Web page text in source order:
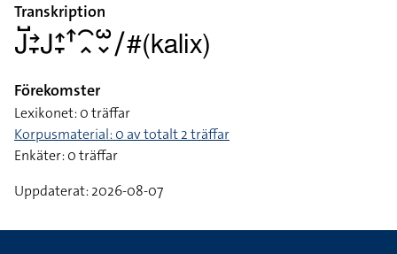
Transkription
􌤢􌤹􌥔􌥙􌤢􌤴􌥙􌦃􌥯􌥿􌥱􌦀􌥠#(kalix)
Förekomster
Lexikonet: 0 träffar
Korpusmaterial: 0 av totalt 2 träffar
Enkäter: 0 träffar
Uppdaterat: 2026-08-07